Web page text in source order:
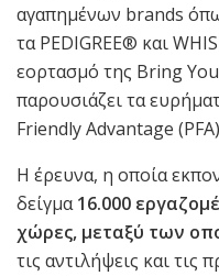
αγαπημένων brands
τα PEDIGREE® και
εορτασμό της Bring
παρουσιάζει τα
Friendly Advantage
Η έρευνα, η οποία
δείγμα16.000
χώρες, μεταξύ των
τις αντιλήψεις και